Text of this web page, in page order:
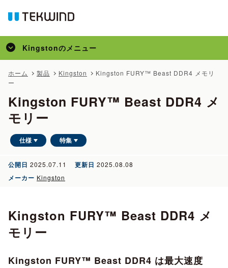
Kingstonのメニュー
トップ
特集
コラム
ホーム 製品 Kingston
Kingston FURY™ Beast DDR4 メモリ
ー
Kingston FURY™ Beast DDR4 メ
モリー
仕様 特集
公開日 2025.07.11 更新日 2025.08.08
メーカー Kingston
Kingston FURY™ Beast DDR4 メ
モリー
Kingston FURY™ Beast DDR4 は最大速度